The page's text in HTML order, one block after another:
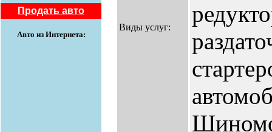
Продать авто
Авто из Интернета:
Виды услуг: